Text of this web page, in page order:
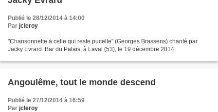
Publié le 28/12/2014 à 14:00
Par jcleroy
"Chansonnette à celle qui reste pucelle" (Georges Brassens) chanté par
Jacky Evrard. Bar du Palais, à Laval (53), le 19 décembre 2014.
Angoulême, tout le monde descend
Publié le 27/12/2014 à 16:59
Par jcleroy